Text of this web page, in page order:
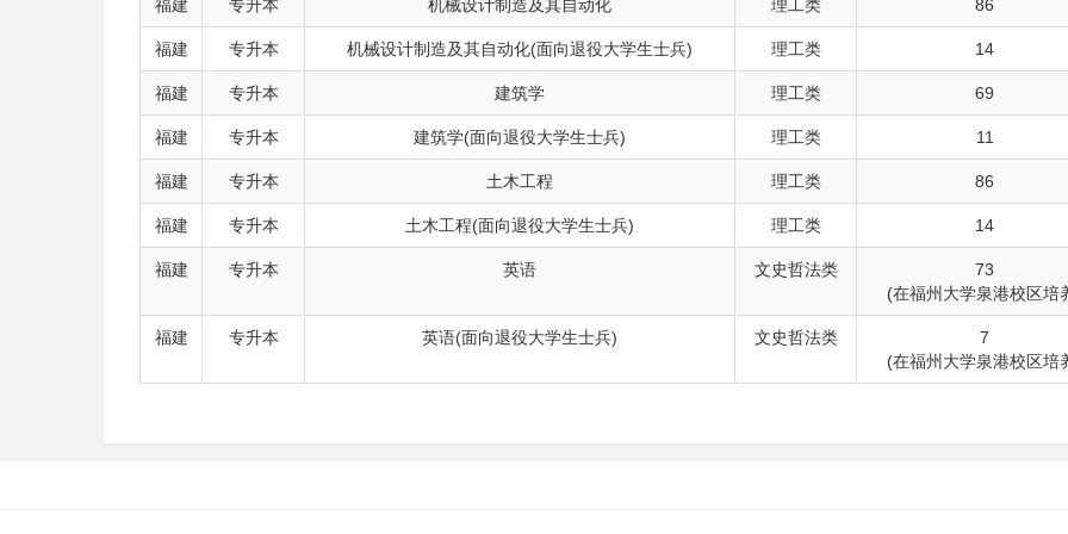
福建 专升本 机械设计制造及其自动化 理工类 86
福建 专升本 机械设计制造及其自动化(面向退役大学生士兵) 理工类 14
福建 专升本 建筑学 理工类 69
福建 专升本 建筑学(面向退役大学生士兵) 理工类 11
福建 专升本 土木工程 理工类 86
福建 专升本 土木工程(面向退役大学生士兵) 理工类 14
福建 专升本 英语 文史哲法类
73
(在福州大学泉港校区培
福建 专升本 英语(面向退役大学生士兵) 文史哲法类
7
(在福州大学泉港校区培